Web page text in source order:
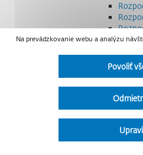
Strategické
Úradná
Na prevádzkovanie webu a analýzu
Povoliť